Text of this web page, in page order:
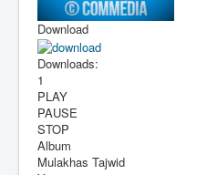
Download
Downloads:
1
PLAY
PAUSE
STOP
Album
Mulakhas Tajwid